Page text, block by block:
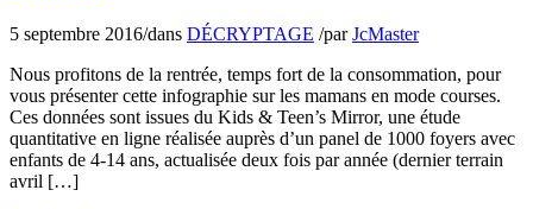
5 septembre 2016/dans DÉCRYPTAGE /parJcMaster
Nous profitons de la rentrée, temps fort de la consommation, pour
vous présenter cette infographie sur les mamans en mode courses.
Ces données sont issues du Kids & Teen’s Mirror, une étude
quantitative en ligne réalisée auprès d’un panel de 1000 foyers avec
enfants de 4-14 ans, actualisée deux fois par année (dernier terrain
avril […]